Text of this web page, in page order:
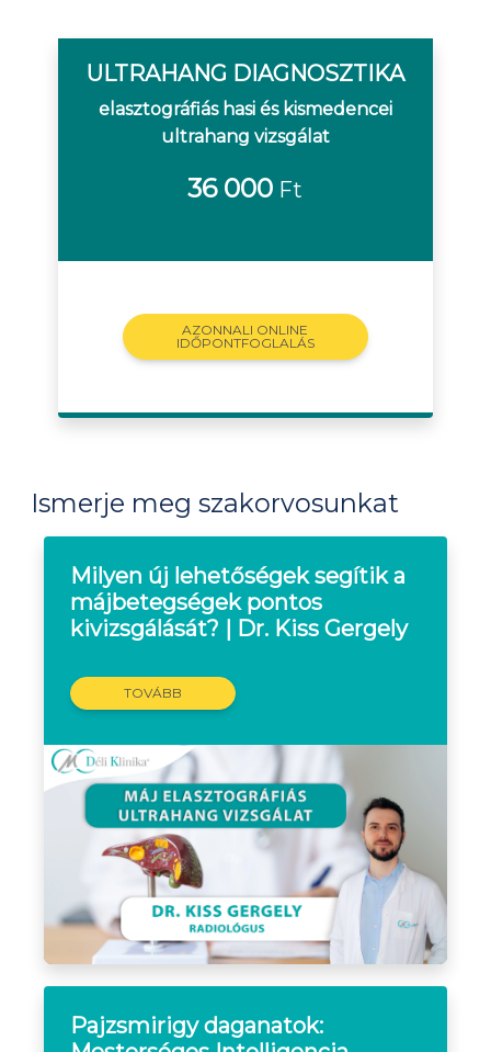
ULTRAHANG DIAGNOSZTIKA
elasztográfiás hasi és kismedencei
ultrahang vizsgálat
36 000 Ft
AZONNALI ONLINE
IDŐPONTFOGLALÁS
Ismerje meg szakorvosunkat
Milyen új lehetőségek segítik a
májbetegségek pontos
kivizsgálását? | Dr. Kiss Gergely
TOVÁBB
Pajzsmirigy daganatok: